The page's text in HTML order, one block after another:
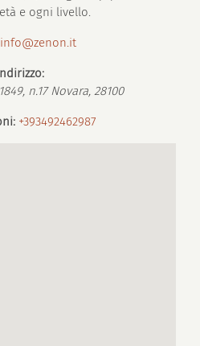
e ogni livello.
info@zenon.it
n.17 Novara 28100
+393492462987